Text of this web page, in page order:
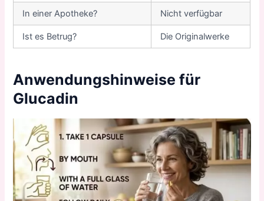
In einer Apotheke? Nicht verfügbar
Ist es Betrug? Die Originalwerke
Anwendungshinweise für
Glucadin